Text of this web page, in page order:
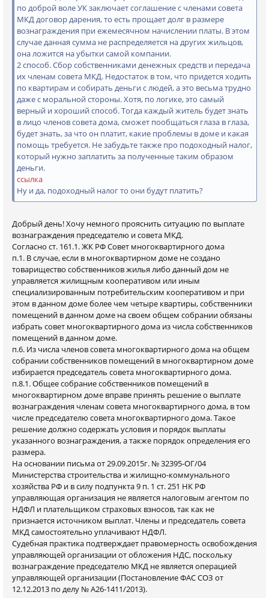
по доброй воле УК заключает соглашение с членами совета
МКД договор дарения, то есть прощает долг в размере
вознаграждения при ежемесячном начислении платы. В этом
случае данная сумма не распределяется на других жильцов,
она ложится на убытки самой компании.
2 способ. Сбор собственниками денежных средств и передача
их членам совета МКД. Недостаток в том, что придется ходить
по квартирам и собирать деньги с людей, а это весьма трудно
даже с моральной стороны. Хотя, по логике, это самый
верный и хороший способ. Тогда каждый житель будет знать
в лицо членов совета дома, сможет пообщаться глаза в глаза,
будет знать, за что он платит, какие проблемы в доме и какая
помощь требуется. Не забудьте также про подоходный налог,
который нужно заплатить за полученные таким образом
деньги.
ссылка
Ну и да, подоходный налог то они будут платить?
Добрый день! Хочу немного прояснить ситуацию по выплате
вознаграждения председателю и совета МКД.
Согласно ст. 161.1. ЖК РФ Совет многоквартирного дома
п.1. В случае, если в многоквартирном доме не создано
товарищество собственников жилья либо данный дом не
управляется жилищным кооперативом или иным
специализированным потребительским кооперативом и при
этом в данном доме более чем четыре квартиры, собственники
помещений в данном доме на своем общем собрании обязаны
избрать совет многоквартирного дома из числа собственников
помещений в данном доме.
п.6. Из числа членов совета многоквартирного дома на общем
собрании собственников помещений в многоквартирном доме
избирается председатель совета многоквартирного дома.
п.8.1. Общее собрание собственников помещений в
многоквартирном доме вправе принять решение о выплате
вознаграждения членам совета многоквартирного дома, в том
числе председателю совета многоквартирного дома. Такое
решение должно содержать условия и порядок выплаты
указанного вознаграждения, а также порядок определения его
размера.
На основании письма от 29.09.2015г. № 32395-ОГ/04
Министерства строительства и жилищно-коммунального
хозяйства РФ и в силу подпункта 9 п. 1 ст. 251 НК РФ
управляющая организация не является налоговым агентом по
НДФЛ и плательщиком страховых взносов, так как не
признается источником выплат. Члены и председатель совета
МКД самостоятельно уплачивают НДФЛ.
Судебная практика подтверждает правомерность освобождения
управляющей организации от обложения НДС, поскольку
вознаграждение председателю МКД не является операцией
управляющей организации (Постановление ФАС СОЗ от
12.12.2013 по делу № А26-1411/2013).